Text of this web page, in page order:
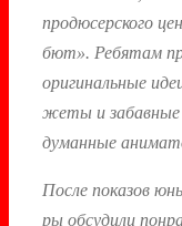
про­дюсер­ско­го
бют». Ре­бятам
ори­гиналь­ные
жеты и
думан­ные
Пос­ле по­казов
ры об­су­дили